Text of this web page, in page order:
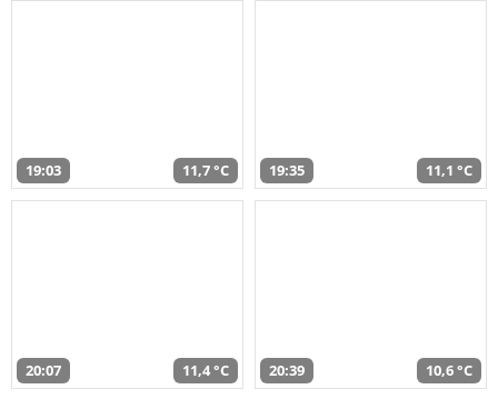
19:03 11,7 °C 19:35 11,1 °C
20:07 11,4 °C 20:39 10,6 °C